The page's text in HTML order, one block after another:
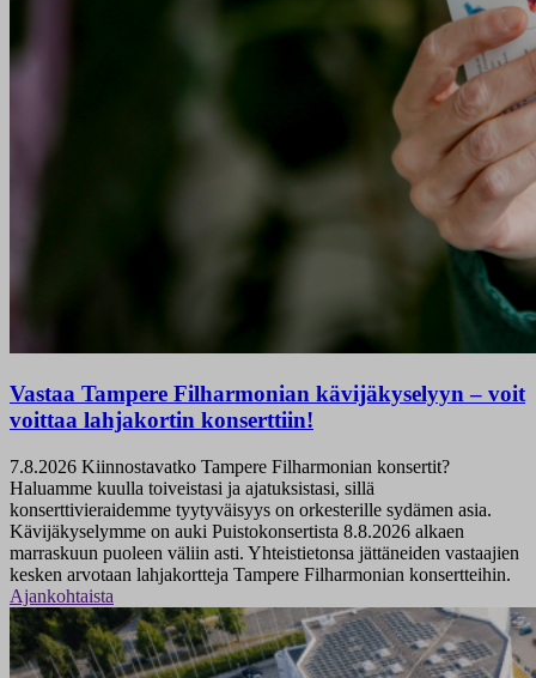
Vastaa Tampere Filharmonian kävijäkyselyyn – voit
voittaa lahjakortin konserttiin!
7.8.2026 Kiinnostavatko Tampere Filharmonian konsertit?
Haluamme kuulla toiveistasi ja ajatuksistasi, sillä
konserttivieraidemme tyytyväisyys on orkesterille sydämen asia.
Kävijäkyselymme on auki Puistokonsertista 8.8.2026 alkaen
marraskuun puoleen väliin asti. Yhteistietonsa jättäneiden vastaajien
kesken arvotaan lahjakortteja Tampere Filharmonian konsertteihin.
Ajankohtaista